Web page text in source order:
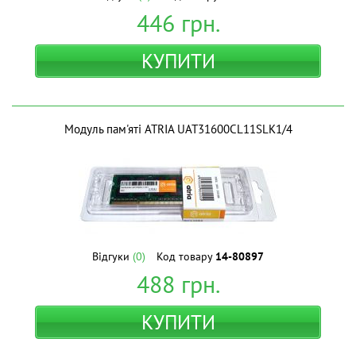
446 грн.
КУПИТИ
Модуль пам'яті ATRIA UAT31600CL11SLK1/4
Відгуки (0) Код товару 14-80897
488 грн.
КУПИТИ